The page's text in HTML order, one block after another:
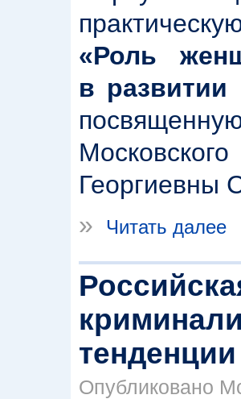
«Роль
в развитии
Георгиевны
»
Читать далее
Опубликовано